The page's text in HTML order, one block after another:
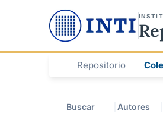
Repositorio
Buscar Autores